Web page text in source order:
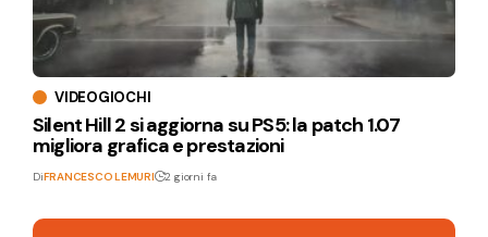
VIDEOGIOCHI
Silent Hill 2 si aggiorna su PS5: la patch 1.07
migliora grafica e prestazioni
DiFRANCESCO LEMURI 2 giorni fa